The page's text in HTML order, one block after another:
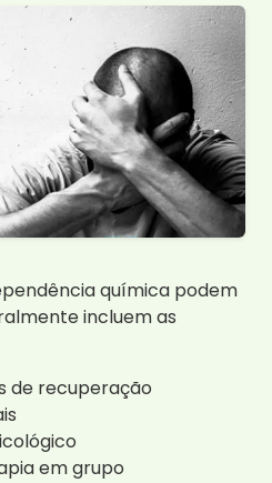
química podem
incluem as
de recuperação
em grupo